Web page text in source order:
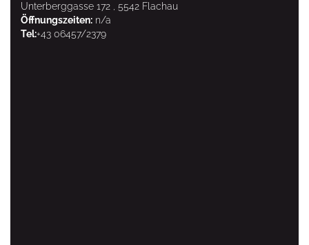
Unterberggasse 172 , 5542 Flachau
Öffnungszeiten: n/a
Tel:+43 06457/2379